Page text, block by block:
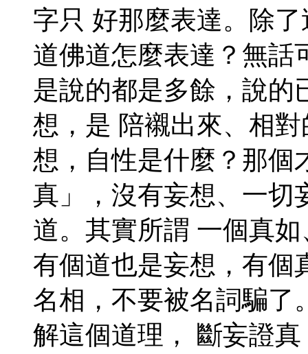
字只 好那麼表達。除
道佛道怎麼表達？無話
是說的都是多餘，說的
想，是 陪襯出來、相
想，自性是什麼？那個
真」，沒有妄想、一切
道。其實所謂 一個真
有個道也是妄想，有個
名相，不要被名詞騙了
解這個道理， 斷妄證